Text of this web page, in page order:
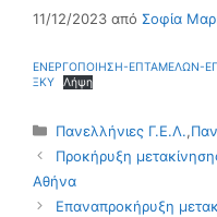
11/12/2023 από Σοφία
ΕΝΕΡΓΟΠΟΙΗΣΗ-ΕΠΤΑΜΕΛΩΝ-
ΞΚΥ
Λήψη
Κατηγορίες
Πανελλήνιες Γ.Ε.Λ.,
Προκήρυξη
Αθήνα
Επαναπροκήρυξη